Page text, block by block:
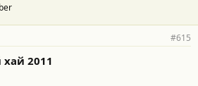
#615
2011